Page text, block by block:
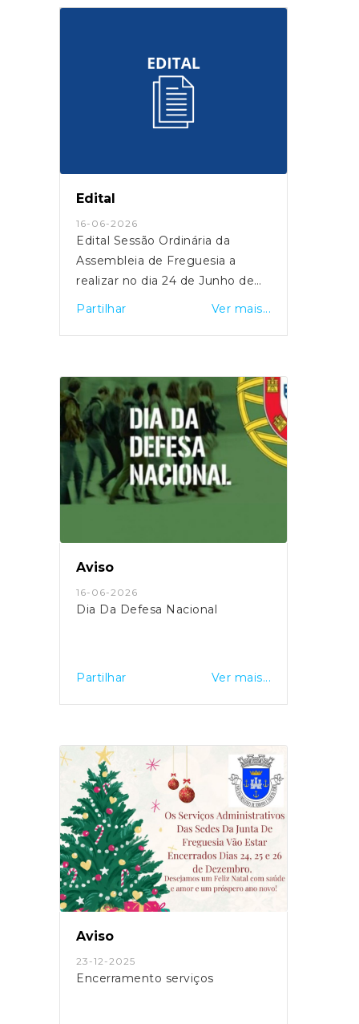
Edital
16-06-2026
Edital Sessão Ordinária da
Assembleia de Freguesia a
realizar no dia 24 de Junho de
2026
Partilhar Ver mais...
Aviso
16-06-2026
Dia Da Defesa Nacional
Partilhar Ver mais...
Aviso
23-12-2025
Encerramento serviços